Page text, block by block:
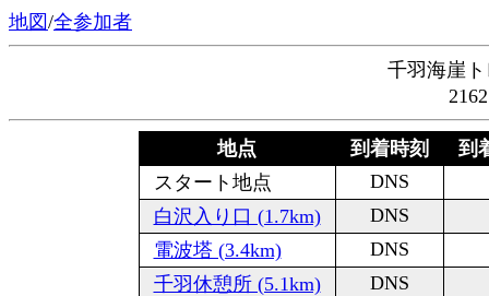
地図/全参加者
千羽海崖
地点 到着時刻
到
スタート地点
DNS
白沢入り口 (1.7km)
DNS
電波塔 (3.4km)
DNS
千羽休憩所 (5.1km)
DNS